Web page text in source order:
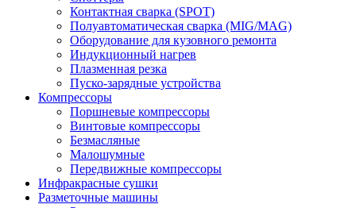
Контактная сварка (SPOT)
Полуавтоматическая сварка (MIG/MAG)
Оборудование для кузовного ремонта
Индукционный нагрев
Плазменная резка
Пуско-зарядные устройства
Компрессоры
Поршневые компрессоры
Винтовые компрессоры
Безмасляные
Малошумные
Передвижные компрессоры
Инфракрасные сушки
Разметочные машины